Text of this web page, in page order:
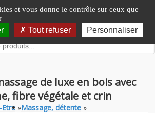
cookies
et vous donne le contrôle sur ceux que
Tout refuser Personnaliser
de luxe en bois avec
fibre végétale et crin
Etre »Massage, détente »